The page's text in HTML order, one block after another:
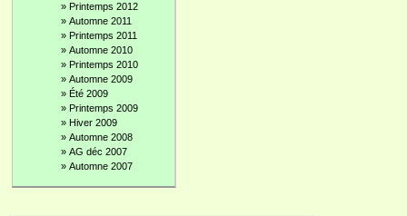
» Printemps 2012
» Automne 2011
» Printemps 2011
» Automne 2010
» Printemps 2010
» Automne 2009
» Été 2009
» Printemps 2009
» Hiver 2009
» Automne 2008
» AG déc 2007
» Automne 2007